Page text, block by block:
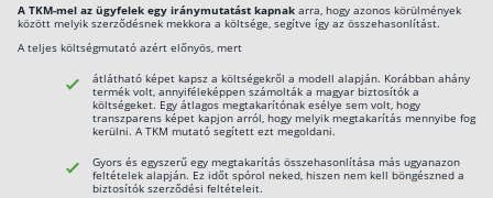
A TKM-mel az ügyfelek egy iránymutatást kapnak arra, hogy azonos körülmények
között melyik szerződésnek mekkora a költsége, segítve így az összehasonlítást.
A teljes költségmutató azért előnyös, mert
átlátható képet kapsz a költségekről a modell alapján. Korábban ahány
termék volt, annyiféleképpen számolták a magyar biztosítók a
költségeket. Egy átlagos megtakarítónak esélye sem volt, hogy
transzparens képet kapjon arról, hogy melyik megtakarítás mennyibe fog
kerülni. A TKM mutató segített ezt megoldani.
Gyors és egyszerű egy megtakarítás összehasonlítása más ugyanazon
feltételek alapján. Ez időt spórol neked, hiszen nem kell böngészned a
biztosítók szerződési feltételeit.